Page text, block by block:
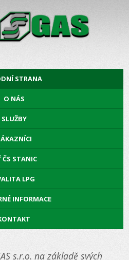
STRANA
O NÁS
SLUŽBY
ČS STANIC
LPG
INFORMACE
s.r.o. na základě svých